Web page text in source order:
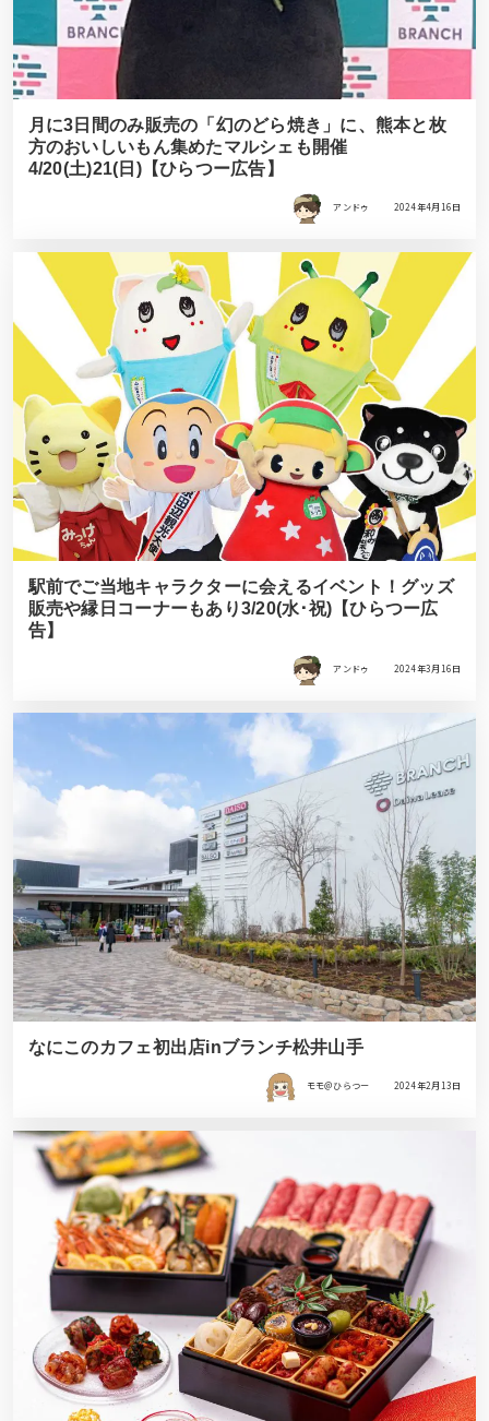
月に3日間のみ販売の「幻のどら焼き」に、熊本と枚
方のおいしいもん集めたマルシェも開催
4/20(土)21(日)【ひらつー広告】
アンドゥ 2024年4月16日
駅前でご当地キャラクターに会えるイベント！グッズ
販売や縁日コーナーもあり3/20(水･祝)【ひらつー広
告】
アンドゥ 2024年3月16日
なにこのカフェ初出店inブランチ松井山手
モモ＠ひらつー 2024年2月13日